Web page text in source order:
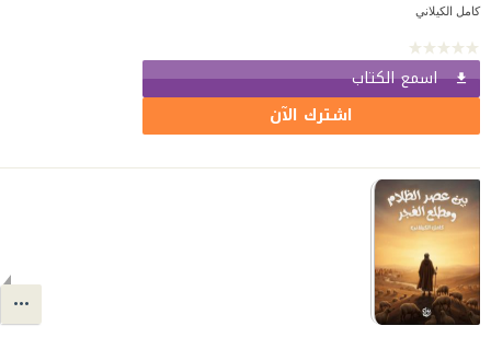
كامل الكيلاني
اسمع الكتاب
اشترك الآن